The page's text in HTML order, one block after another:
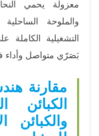
معزولة يحمي
والملوحة
التشغيلية الكاملة
بَصَرّي متواصل وأداء
مقارنة
الكبائن
والكبائن